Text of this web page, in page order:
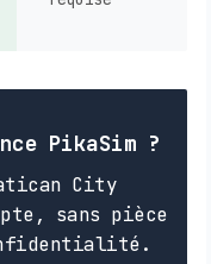
PikaSim ?
City
sans pièce